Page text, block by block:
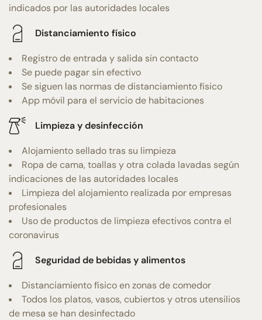
indicados por las autoridades locales
Distanciamiento físico
Registro de entrada y salida sin contacto
Se puede pagar sin efectivo
Se siguen las normas de distanciamiento físico
App móvil para el servicio de habitaciones
Limpieza y desinfección
Alojamiento sellado tras su limpieza
Ropa de cama, toallas y otra colada lavadas según
indicaciones de las autoridades locales
Limpieza del alojamiento realizada por empresas
profesionales
Uso de productos de limpieza efectivos contra el
coronavirus
Seguridad de bebidas y alimentos
Distanciamiento físico en zonas de comedor
Todos los platos, vasos, cubiertos y otros utensilios
de mesa se han desinfectado